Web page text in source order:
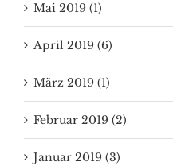
Mai 2019 (1)
April 2019 (6)
März 2019 (1)
Februar 2019 (2)
Januar 2019 (3)